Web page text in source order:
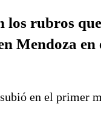
los rubros
Mendoza en
en el primer